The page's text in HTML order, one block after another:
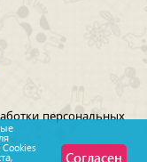
персональных
Согласен